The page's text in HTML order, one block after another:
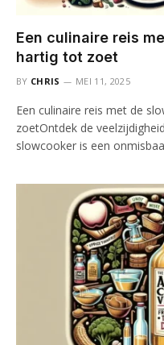
Een culinaire reis
hartig tot zoet
BY CHRIS MEI 11, 2025
Een culinaire reis met de
zoetOntdek de
slowcooker is een